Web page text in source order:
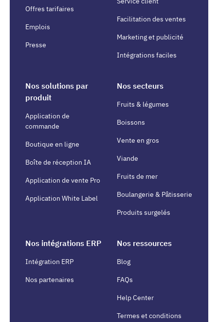
Offres tarifaires
Emplois
Presse
Facilitation des ventes
Marketing et publicité
Intégrations faciles
Nos solutions par
produit
Application de
commande
Boutique en ligne
Boîte de réception IA
Application de vente Pro
Application White Label
Nos secteurs
Fruits & légumes
Boissons
Vente en gros
Viande
Fruits de mer
Boulangerie & Pâtisserie
Produits surgelés
Nos intégrations ERP
Intégration ERP
Nos partenaires
Nos ressources
Blog
FAQs
Help Center
Termes et conditions